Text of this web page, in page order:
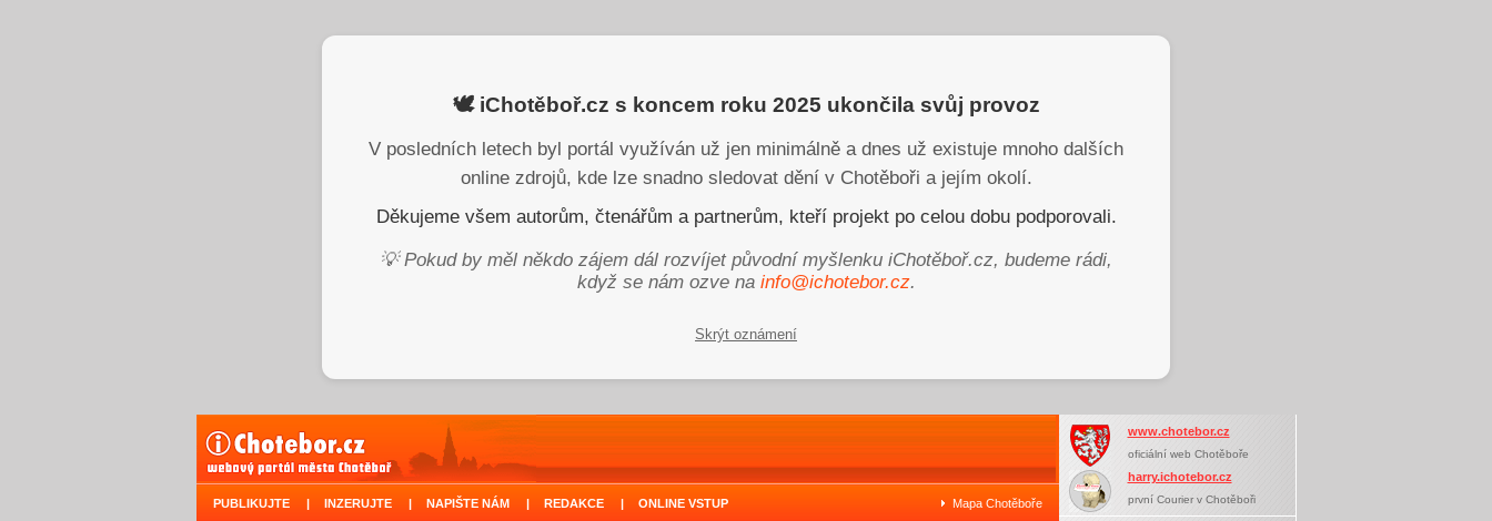
🕊️ iChotěboř.cz s koncem roku 2025 ukončila svůj provoz
V posledních letech byl portál využíván už jen minimálně a dnes už existuje mnoho dalších
online zdrojů, kde lze snadno sledovat dění v Chotěboři a jejím okolí.
Děkujeme všem autorům, čtenářům a partnerům, kteří projekt po celou dobu podporovali.
💡 Pokud by měl někdo zájem dál rozvíjet původní myšlenku iChotěboř.cz, budeme rádi,
když se nám ozve na info@ichotebor.cz.
Skrýt oznámení
PUBLIKUJTE | INZERUJTE | NAPIŠTE NÁM | REDAKCE | ONLINE VSTUP Mapa Chotěboře
www.chotebor.cz
oficiální web Chotěboře
harry.ichotebor.cz
první Courier v Chotěboři